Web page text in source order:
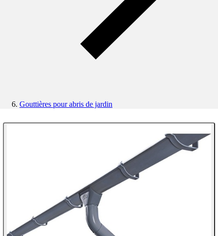
Gouttières pour abris de jardin